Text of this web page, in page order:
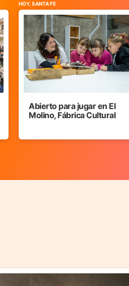
HOY, SANTA FE
Abierto para jugar en El
Molino, Fábrica Cultural